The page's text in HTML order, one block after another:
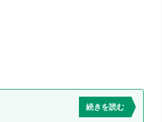
続きを読む